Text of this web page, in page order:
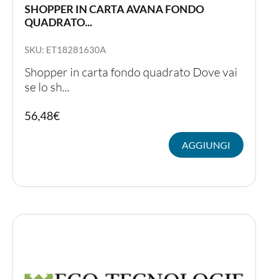
SHOPPER IN CARTA AVANA FONDO
QUADRATO...
SKU: ET18281630A
Shopper in carta fondo quadrato Dove vai
se lo sh...
56,48€
AGGIUNGI